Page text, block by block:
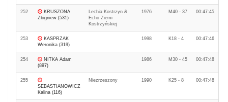
252
KRUSZONA
Zbigniew (531)
Lechia Kostrzyn &
Echo Ziemi
Kostrzyńskiej
1976 M40 - 37 00:47:45
253
KASPRZAK
Weronika (319)
1998 K18 - 4 00:47:46
254
NITKA Adam
(897)
1986 M30 - 45 00:47:48
255
SEBASTIANOWICZ
Kalina (116)
Niezrzeszony 1990 K25 - 8 00:47:48